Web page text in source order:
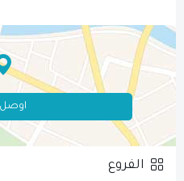
اوصل
الفروع